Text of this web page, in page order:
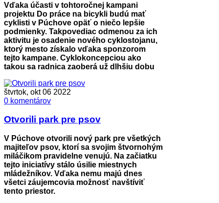
Vďaka účasti v tohtoročnej kampani
projektu Do práce na bicykli budú mať
cyklisti v Púchove opäť o niečo lepšie
podmienky. Takpovediac odmenou za ich
aktivitu je osadenie nového cyklostojanu,
ktorý mesto získalo vďaka sponzorom
tejto kampane. Cyklokoncepciou ako
takou sa radnica zaoberá už dlhšiu dobu
štvrtok, okt 06 2022
0 komentárov
Otvorili park pre psov
V Púchove otvorili nový park pre všetkých
majiteľov psov, ktorí sa svojim štvornohým
miláčikom pravidelne venujú. Na začiatku
tejto iniciatívy stálo úsilie miestnych
mládežníkov. Vďaka nemu majú dnes
všetci záujemcovia možnosť navštíviť
tento priestor.